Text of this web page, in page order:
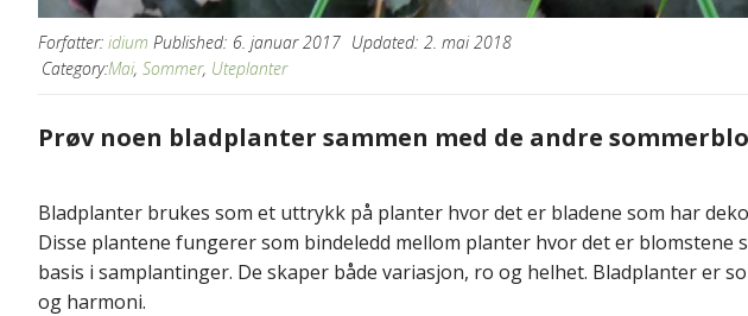
Forfatter: idium Published: 6. januar 2017 Updated: 2. mai 2018
Category:Mai, Sommer, Uteplanter
Prøv noen bladplanter sammen med de andre
Bladplanter brukes som et uttrykk på planter hvor det er bladene som har
Disse plantene fungerer som bindeledd mellom planter hvor det er
basis i samplantinger. De skaper både variasjon, ro og helhet. Bladplanter er
og harmoni.